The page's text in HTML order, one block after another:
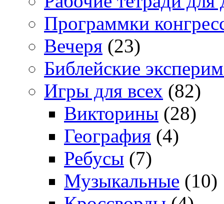
Программки
Вечеря (23)
Библейские
Игры для всех (82)
Викторины (28)
География (4)
Ребусы (7)
Музыкальные (10)